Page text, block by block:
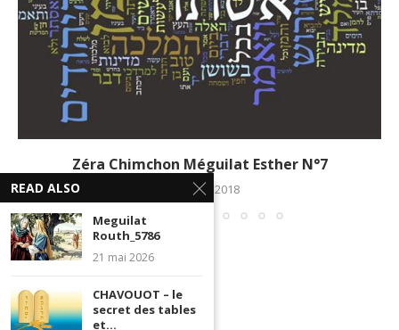
Zéra Chimchon Méguilat Esther N°7
23 février 2018
READ ALSO
Meguilat
Routh_5786
21 mai 2026
CHAVOUOT – le
secret des tables
et...